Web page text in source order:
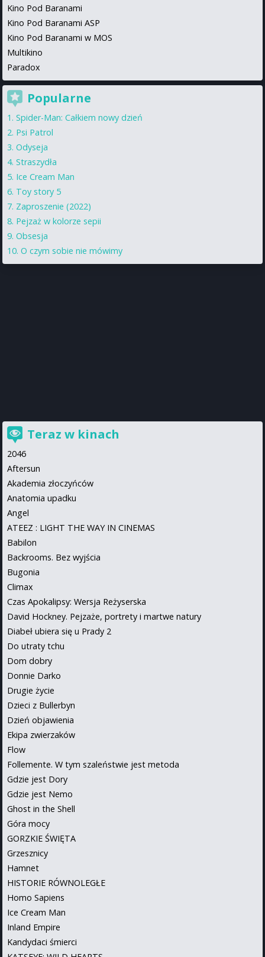
Kino Pod Baranami
Kino Pod Baranami ASP
Kino Pod Baranami w MOS
Multikino
Paradox
Popularne
Spider-Man: Całkiem nowy dzień
Psi Patrol
Odyseja
Straszydła
Ice Cream Man
Toy story 5
Zaproszenie (2022)
Pejzaż w kolorze sepii
Obsesja
O czym sobie nie mówimy
Teraz w kinach
2046
Aftersun
Akademia złoczyńców
Anatomia upadku
Angel
ATEEZ : LIGHT THE WAY IN CINEMAS
Babilon
Backrooms. Bez wyjścia
Bugonia
Climax
Czas Apokalipsy: Wersja Reżyserska
David Hockney. Pejzaże, portrety i martwe natury
Diabeł ubiera się u Prady 2
Do utraty tchu
Dom dobry
Donnie Darko
Drugie życie
Dzieci z Bullerbyn
Dzień objawienia
Ekipa zwierzaków
Flow
Follemente. W tym szaleństwie jest metoda
Gdzie jest Dory
Gdzie jest Nemo
Ghost in the Shell
Góra mocy
GORZKIE ŚWIĘTA
Grzesznicy
Hamnet
HISTORIE RÓWNOLEGŁE
Homo Sapiens
Ice Cream Man
Inland Empire
Kandydaci śmierci